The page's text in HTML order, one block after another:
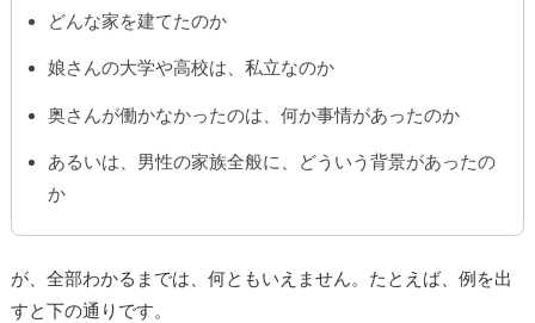
どんな家を建てたのか
娘さんの大学や高校は、私立なのか
奥さんが働かなかったのは、何か事情があったのか
あるいは、男性の家族全般に、どういう背景があったの
か
が、全部わかるまでは、何ともいえません。たとえば、例を出
すと下の通りです。